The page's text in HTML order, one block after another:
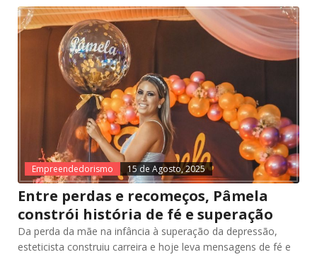
Empreendedorismo 15 de Agosto, 2025
Entre perdas e recomeços, Pâmela
constrói história de fé e superação
Da perda da mãe na infância à superação da depressão,
esteticista construiu carreira e hoje leva mensagens de fé e